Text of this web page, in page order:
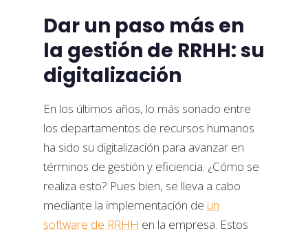
Dar un paso más en
la gestión de RRHH: su
digitalización
En los últimos años, lo más sonado entre
los departamentos de recursos humanos
ha sido su digitalización para avanzar en
términos de gestión y eficiencia. ¿Cómo se
realiza esto? Pues bien, se lleva a cabo
mediante la implementación de un
software de RRHH en la empresa. Estos